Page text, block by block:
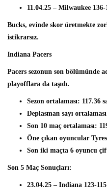
11.04.25 – Milwaukee
Bucks, evinde skor üretmekte
istikrarsız.
Indiana Pacers
Pacers sezonun son bölümünde
playofflara da taşıdı.
Sezon ortalaması: 117.36
Deplasman sayı
Son 10 maç ortalaması:
Öne çıkan oyuncular
Son iki maçta 6 oyuncu
Son 5 Maç Sonuçları:
23.04.25 – Indiana 123-